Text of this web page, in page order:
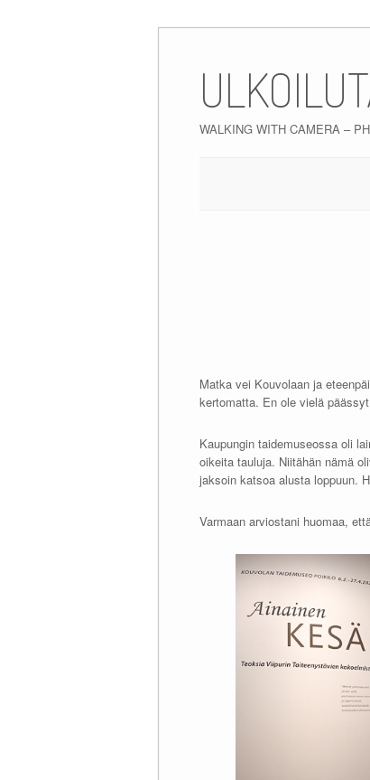
content
WALKING WITH CAMERA –
Matka vei Kouvolaan ja
kertomatta. En ole vielä
Kaupungin taidemuseossa oli
oikeita tauluja. Niitähän nämä
jaksoin katsoa alusta loppuun.
Varmaan arviostani huomaa,